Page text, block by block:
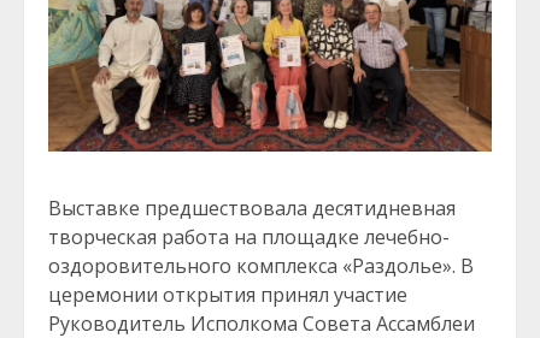
Выставке предшествовала десятидневная
творческая работа на площадке лечебно-
оздоровительного комплекса «Раздолье». В
церемонии открытия принял участие
Руководитель Исполкома Совета Ассамблеи